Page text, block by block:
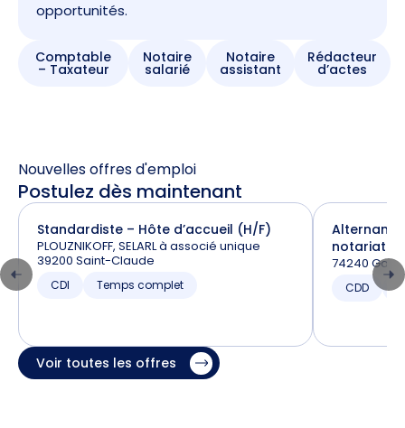
opportunités.
Comptable
– Taxateur
Notaire
salarié
Notaire
assistant
Rédacteur
d’actes
Nouvelles offres d'emploi
Postulez dès maintenant
Standardiste – Hôte d’accueil (H/F)
PLOUZNIKOFF, SELARL à associé unique
39200 Saint-Claude
CDI Temps complet
notariat
74240
CDD
Voir toutes les offres